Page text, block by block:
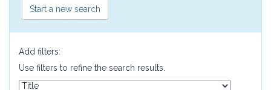
Start a new search
Add filters:
Use filters to refine the search results.